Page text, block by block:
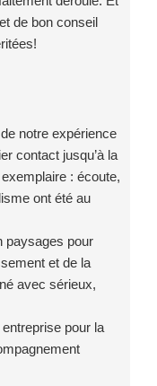
de bon conseil
notre expérience
contact jusqu’à la
: écoute,
ont été au
paysages pour
et de la
avec sérieux,
pour la